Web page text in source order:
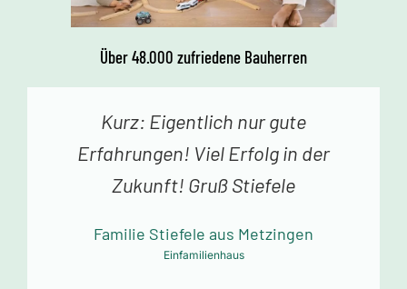
Über 48.000 zufriedene Bauherren
Kurz: Eigentlich nur gute
Erfahrungen! Viel Erfolg in der
Zukunft! Gruß Stiefele
Familie Stiefele aus Metzingen
Einfamilienhaus